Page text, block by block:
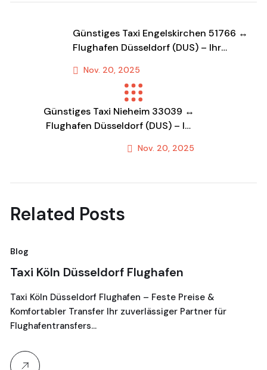
Günstiges Taxi Engelskirchen 51766 ↔
Flughafen Düsseldorf (DUS) – Ihr
Nov. 20, 2025
Previous Post
Günstiges Taxi Nieheim 33039 ↔
Flughafen Düsseldorf (DUS) – Ihr
Nov. 20, 2025
Related Posts
Blog
Taxi Köln Düsseldorf Flughafen
Taxi Köln Düsseldorf Flughafen – Feste Preise &
Komfortabler Transfer Ihr zuverlässiger Partner für
Flughafentransfers…